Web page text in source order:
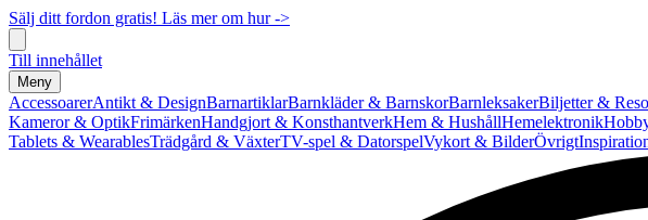
Sälj ditt fordon gratis! Läs mer om hur ->
Till innehållet
Meny
AccessoarerAntikt & DesignBarnartiklarBarnkläder & BarnskorBarnleksakerBiljetter &
Kameror & OptikFrimärkenHandgjort & KonsthantverkHem & HushållHemelektronik
Tablets & WearablesTrädgård & VäxterTV-spel & DatorspelVykort & BilderÖvrigt